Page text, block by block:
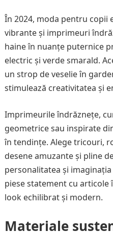
În 2024, moda pentru copii
vibrante și imprimeuri
haine în nuanțe puternice
electric și verde smarald.
un strop de veselie în
stimulează creativitatea și
Imprimeurile îndrăznețe,
geometrice sau inspirate
în tendințe. Alege tricouri,
desene amuzante și pline
personalitatea și
piese statement cu
look echilibrat și modern.
Materiale